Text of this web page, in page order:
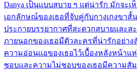
Danya เป็นแบบสบาย ๆ แต่น่ารัก มักจะ
เอกลักษณ์ของเธอที่จับคู่กับกางเกงขาสั้
ประกายบรรยากาศที่สะดวกสบายและส
ภายนอกของเธอมีตัวละครที่น่ารักอย่า
ความอ่อนแอของเธอไว้เบื้องหลังหน้าแ
ชอบและความไม่ชอบของเธอมีความสั